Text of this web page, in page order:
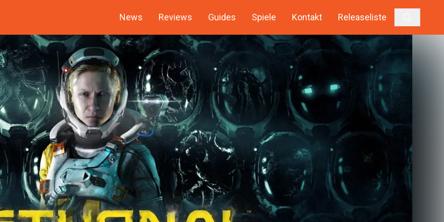
News Reviews Guides Spiele Kontakt Releaseliste